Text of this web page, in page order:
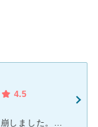
4.5
[症状・来院理由] ７年ほど前に子供が急に体調を崩しました。高熱を出し、呼吸状態がいつもと違い、苦しそうにしていることから病院へ行ったほうが判断しました。しかしながら夜からのことでしたので、既に近く